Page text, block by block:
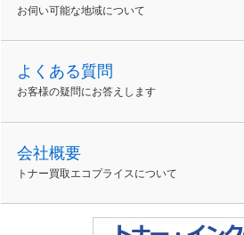
お伺い可能な地域について
よくある質問
お客様の疑問にお答えします
会社概要
トナー買取エコプライスについて